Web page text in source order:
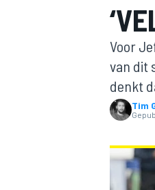
MOTOGP
Voor
van dit
denkt
Tim